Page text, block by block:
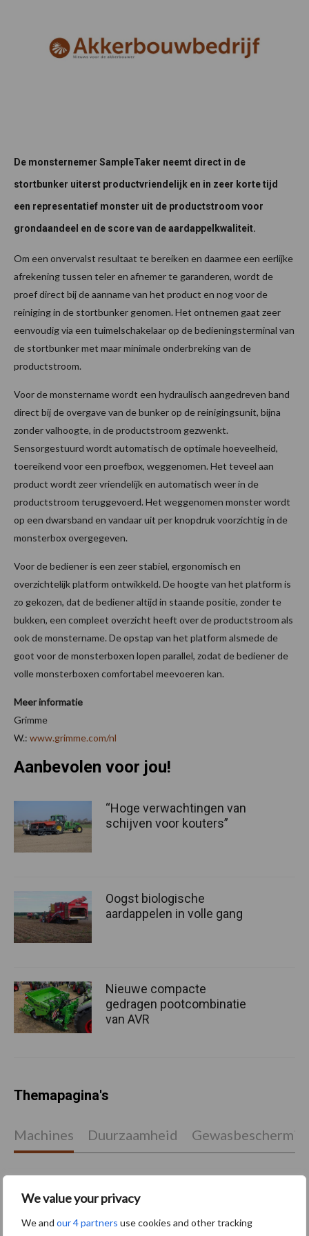
We value your privacy
We and our 4 partners use cookies and other tracking
De monsternemer SampleTaker neemt direct in de
stortbunker uiterst productvriendelijk en in zeer korte tijd
een representatief monster uit de productstroom voor
grondaandeel en de score van de aardappelkwaliteit.
Om een onvervalst resultaat te bereiken en daarmee een eerlijke
afrekening tussen teler en afnemer te garanderen, wordt de
proef direct bij de aanname van het product en nog voor de
reiniging in de stortbunker genomen. Het ontnemen gaat zeer
eenvoudig via een tuimelschakelaar op de bedieningsterminal van
de stortbunker met maar minimale onderbreking van de
productstroom.
Voor de monstername wordt een hydraulisch aangedreven band
direct bij de overgave van de bunker op de reinigingsunit, bijna
zonder valhoogte, in de productstroom gezwenkt.
Sensorgestuurd wordt automatisch de optimale hoeveelheid,
toereikend voor een proefbox, weggenomen. Het teveel aan
product wordt zeer vriendelijk en automatisch weer in de
productstroom teruggevoerd. Het weggenomen monster wordt
op een dwarsband en vandaar uit per knopdruk voorzichtig in de
monsterbox overgegeven.
Voor de bediener is een zeer stabiel, ergonomisch en
overzichtelijk platform ontwikkeld. De hoogte van het platform is
zo gekozen, dat de bediener altijd in staande positie, zonder te
bukken, een compleet overzicht heeft over de productstroom als
ook de monstername. De opstap van het platform alsmede de
goot voor de monsterboxen lopen parallel, zodat de bediener de
volle monsterboxen comfortabel meevoeren kan.
Meer informatie
Grimme
W.: www.grimme.com/nl
Aanbevolen voor jou!
“Hoge verwachtingen van
schijven voor kouters”
Oogst biologische
aardappelen in volle gang
Nieuwe compacte
gedragen pootcombinatie
van AVR
Themapagina's
Machines Duurzaamheid
Kunstmeststrooier Pootmachine